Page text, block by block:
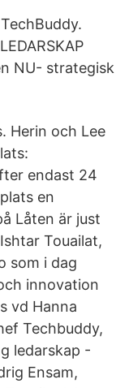
NU- strategisk
Herin och Lee
endast 24
en
Låten är just
Touailat,
som i dag
innovation
vd Hanna
Techbuddy,
ledarskap -
Ensam,